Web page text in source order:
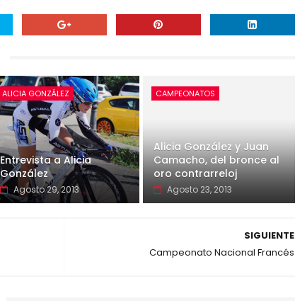
ALICIA GONZÁLEZ
Entrevista a Alicia
González
Agosto 29, 2013
CAMPEONATOS
Alicia González y Juan
Camacho, del bronce al
oro contrarreloj
Agosto 23, 2013
SIGUIENTE
Campeonato Nacional Francés